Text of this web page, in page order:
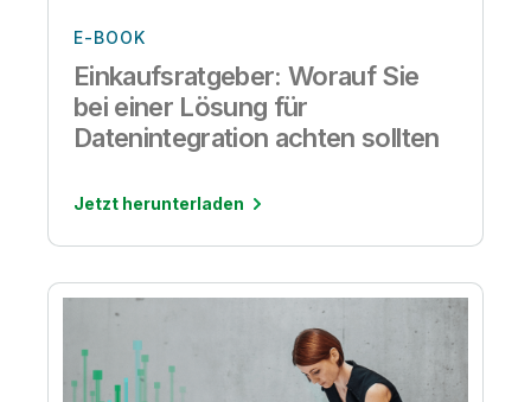
E-BOOK
Einkaufsratgeber: Worauf Sie
bei einer Lösung für
Datenintegration achten sollten
Jetzt herunterladen